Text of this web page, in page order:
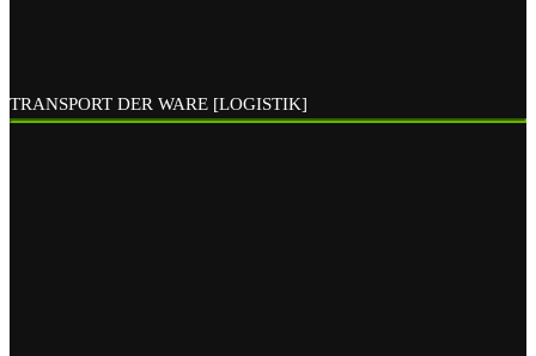
TRANSPORT DER WARE [LOGISTIK]